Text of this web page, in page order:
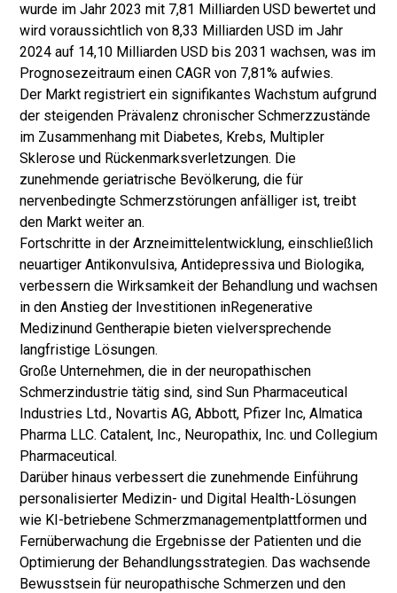
wurde im Jahr 2023 mit 7,81 Milliarden USD bewertet und
wird voraussichtlich von 8,33 Milliarden USD im Jahr
2024 auf 14,10 Milliarden USD bis 2031 wachsen, was im
Prognosezeitraum einen CAGR von 7,81% aufwies.
Der Markt registriert ein signifikantes Wachstum aufgrund
der steigenden Prävalenz chronischer Schmerzzustände
im Zusammenhang mit Diabetes, Krebs, Multipler
Sklerose und Rückenmarksverletzungen. Die
zunehmende geriatrische Bevölkerung, die für
nervenbedingte Schmerzstörungen anfälliger ist, treibt
den Markt weiter an.
Fortschritte in der Arzneimittelentwicklung, einschließlich
neuartiger Antikonvulsiva, Antidepressiva und Biologika,
verbessern die Wirksamkeit der Behandlung und wachsen
in den Anstieg der Investitionen inRegenerative
Medizinund Gentherapie bieten vielversprechende
langfristige Lösungen.
Große Unternehmen, die in der neuropathischen
Schmerzindustrie tätig sind, sind Sun Pharmaceutical
Industries Ltd., Novartis AG, Abbott, Pfizer Inc, Almatica
Pharma LLC. Catalent, Inc., Neuropathix, Inc. und Collegium
Pharmaceutical.
Darüber hinaus verbessert die zunehmende Einführung
personalisierter Medizin- und Digital Health-Lösungen
wie KI-betriebene Schmerzmanagementplattformen und
Fernüberwachung die Ergebnisse der Patienten und die
Optimierung der Behandlungsstrategien. Das wachsende
Bewusstsein für neuropathische Schmerzen und den